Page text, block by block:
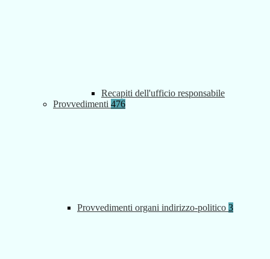
Recapiti dell'ufficio responsabile
Provvedimenti 476
Provvedimenti organi indirizzo-politico 3